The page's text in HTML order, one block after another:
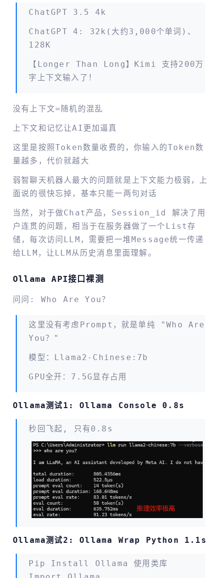
ChatGPT 3.5 4k
ChatGPT 4: 32k(大约3,000个单词)、
128K
【Longer Than Long】Kimi 支持200万
字上下文输入了！
没有上下文=随机的混乱
上下文和记忆让AI更加逼真
这里是按照token数量收费的，你输入的token数
量越多，代价就越大
弱智聊天机器人最大的问题就是上下文能力极弱，上
面说的很快忘掉，基本只能一两句对话
当然，对于做Chat产品，session_id 解决了用
户连贯的问题，相当于在服务器做了一个list存
储，每次访问LLM，需要把一堆message统一传递
给LLM，让LLM从历史消息里面理解。
Ollama API接口裸测
问问: Who Are You？
这里没有考虑prompt，就是单纯 "who Are
You？"
模型：llama2-Chinese:7b
GPU全开：7.5G显存占用
Ollama测试1: Ollama Console 0.8s
秒回飞起, 只有0.8s
Ollama测试2: Ollama Wrap Python 1.1s
Pip Install Ollama 使用类库